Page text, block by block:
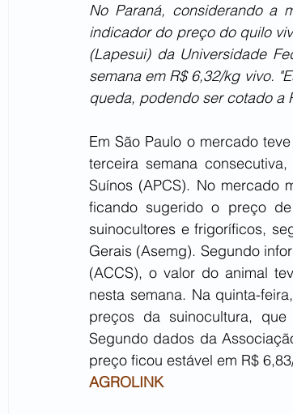
No Paraná, considerando a
indicador do preço do quilo
(Lapesui) da Universidade
semana em R$ 6,32/kg vivo.
queda, podendo ser cotado a
Em São Paulo o mercado
terceira semana
Suínos (APCS). No mercado
ficando sugerido o preço
suinocultores e frigoríficos,
Gerais (Asemg). Segundo
(ACCS), o valor do animal
nesta semana. Na quinta-
preços da suinocultura,
Segundo dados da
preço ficou estável em R$
AGROLINK